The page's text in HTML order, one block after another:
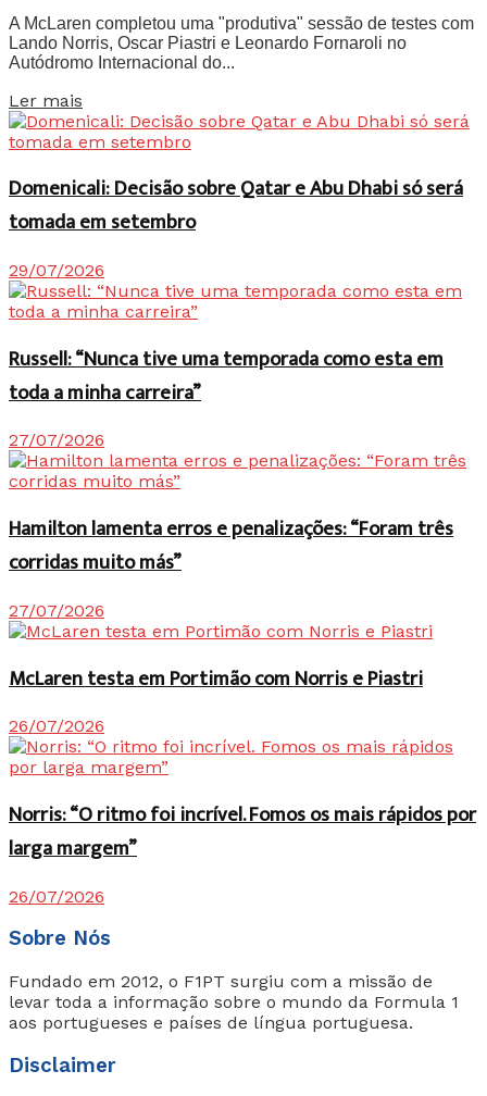
A McLaren completou uma "produtiva" sessão de testes com
Lando Norris, Oscar Piastri e Leonardo Fornaroli no
Autódromo Internacional do...
Ler mais
Domenicali: Decisão sobre Qatar e Abu Dhabi só será
tomada em setembro
29/07/2026
Russell: “Nunca tive uma temporada como esta em
toda a minha carreira”
27/07/2026
Hamilton lamenta erros e penalizações: “Foram três
corridas muito más”
27/07/2026
McLaren testa em Portimão com Norris e Piastri
26/07/2026
Norris: “O ritmo foi incrível. Fomos os mais rápidos por
larga margem”
26/07/2026
Sobre Nós
Fundado em 2012, o F1PT surgiu com a missão de
levar toda a informação sobre o mundo da Formula 1
aos portugueses e países de língua portuguesa.
Disclaimer